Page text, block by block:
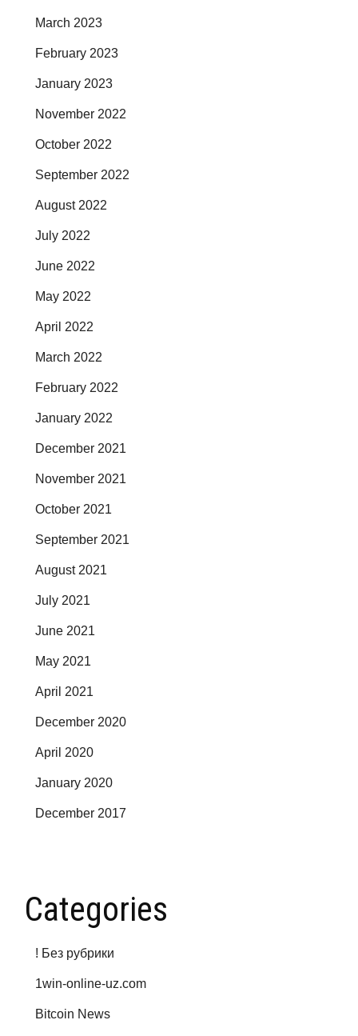
March 2023
February 2023
January 2023
November 2022
October 2022
September 2022
August 2022
July 2022
June 2022
May 2022
April 2022
March 2022
February 2022
January 2022
December 2021
November 2021
October 2021
September 2021
August 2021
July 2021
June 2021
May 2021
April 2021
December 2020
April 2020
January 2020
December 2017
Categories
! Без рубрики
1win-online-uz.com
Bitcoin News